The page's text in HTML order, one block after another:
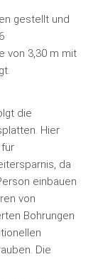
gestellt und
von 3,30 m mit
die
Hier
da
einbauen
von
Bohrungen
Die